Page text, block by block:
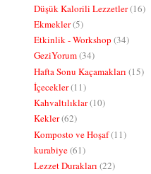
Düşük Kalorili Lezzetler(16)
Ekmekler(5)
Etkinlik - Workshop (34)
GeziYorum(34)
Hafta Sonu Kaçamakları (15)
İçecekler(11)
Kahvaltılıklar(10)
Kekler(62)
Komposto ve Hoşaf(11)
kurabiye(61)
Lezzet Durakları (22)